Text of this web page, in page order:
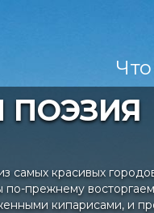
ПОЭЗИЯ
самых красивых
прежнему
кипарисами, и